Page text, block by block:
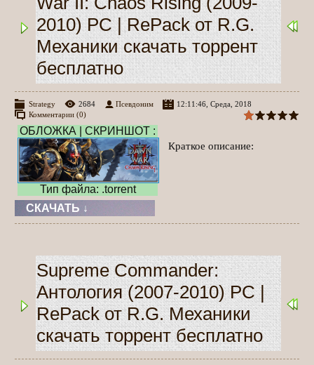
2010) PC | RePack от R.G.
Механики скачать торрент
бесплатно
Strategy 2684 Псевдоним
12:11:46, Среда, 2018
Комментарии (0)
ОБЛОЖКА | СКРИНШОТ :
Тип файла: .torrent
Краткое описание:
СКАЧАТЬ ↓
Supreme Commander:
Антология (2007-2010) PC |
RePack от R.G. Механики
скачать торрент бесплатно